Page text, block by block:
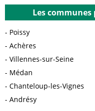
Les communes
Poissy
Achères
Villennes-sur-Seine
Médan
Chanteloup-les-Vignes
Andrésy